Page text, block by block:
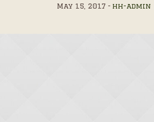
May 15, 2017 hh-admin